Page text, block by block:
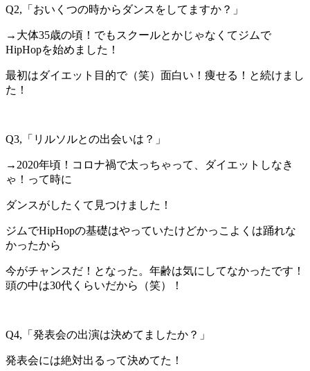
Q2,「おいくつの時からダンスをしてますか？」
→大体35歳の頃！でもスクールとかじゃなくてジムで
HipHopを始めました！
最初はダイエット目的で（笑）面白い！痩せる！と続けまし
た！
Q3,「リルソルとの出会いは？」
→2020年頃！コロナ禍で太っちゃって、ダイエットしなき
ゃ！って時に
ダンスがしたくて見つけました！
ジムでHipHopの基礎はやっていたけどかっこよくは踊れな
かったから
今がチャンスだ！となった。年齢は気にしてなかったです！
頭の中は30代くらいだから（笑）！
Q4,「発表会の出演は決めてましたか？」
発表会には絶対出るって決めてた！